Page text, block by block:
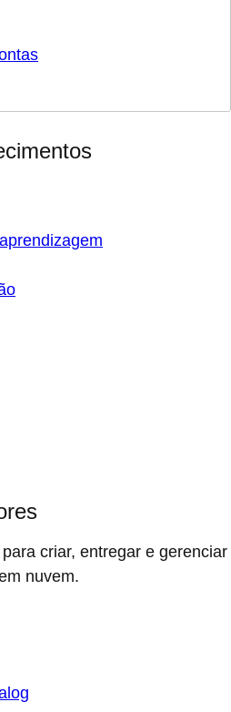
criar, entregar e gerenciar
nuvem.